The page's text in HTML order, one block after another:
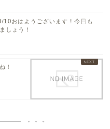
10おはようございます！今日も
しょう！
！